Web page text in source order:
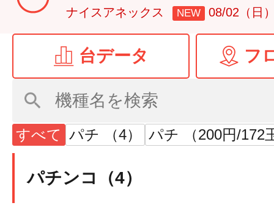
ナイスアネックス NEW 08/02（日
台データ フ
すべて パチ （4） パチ （200円/172
パチンコ（4）